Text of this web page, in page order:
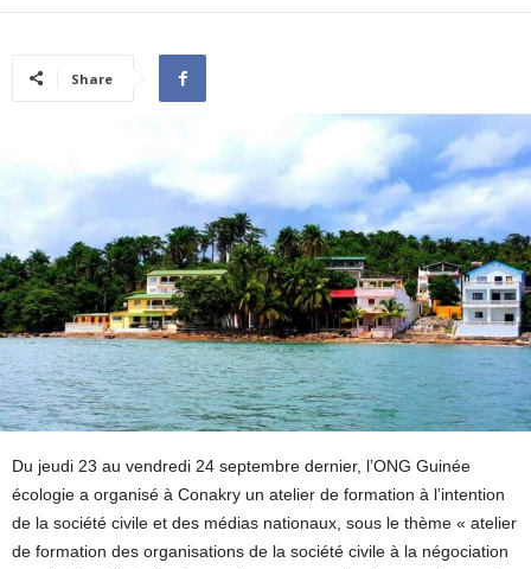
Share
Du jeudi 23 au vendredi 24 septembre dernier, l’ONG Guinée
écologie a organisé à Conakry un atelier de formation à l’intention
de la société civile et des médias nationaux, sous le thème « atelier
de formation des organisations de la société civile à la négociation